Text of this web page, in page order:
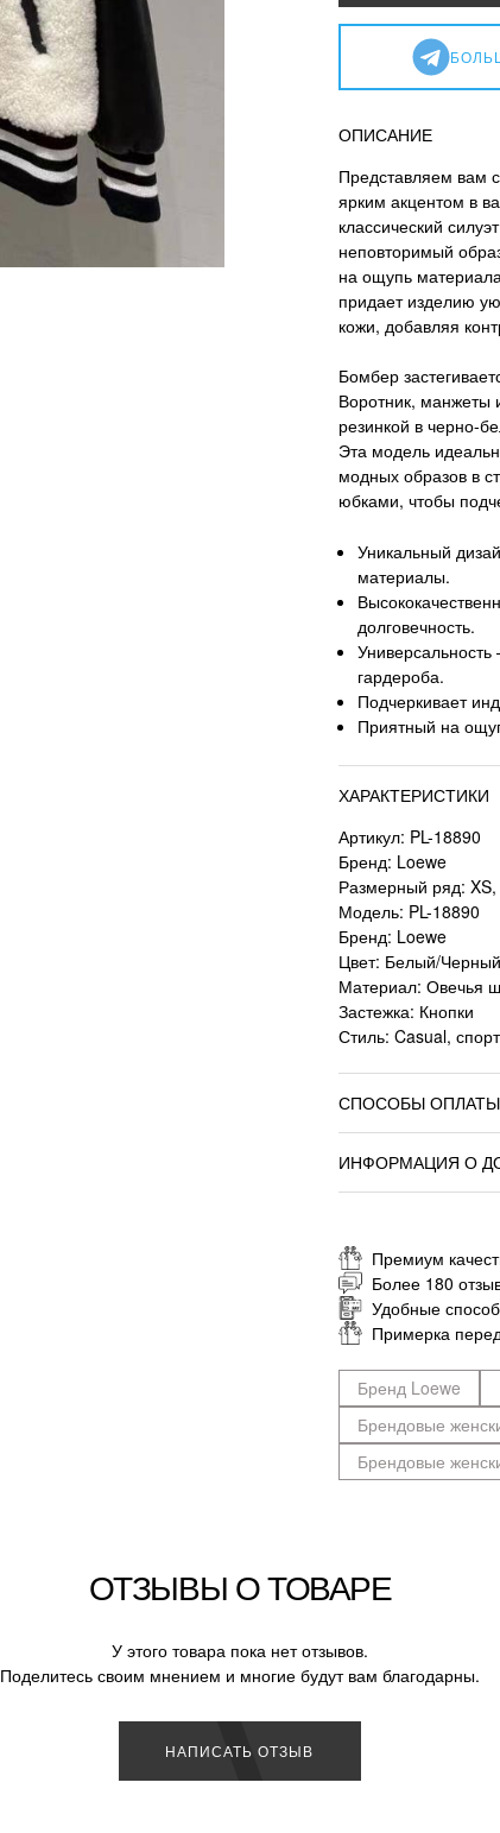
ОПИСАНИЕ
Представляем вам
ярким акцентом в
классический
неповторимый
на ощупь
придает изделию
кожи, добавляя
Бомбер
Воротник, манжеты
резинкой в черно-
Эта модель
модных образов в
юбками, чтобы
Уникальный
материалы.
долговечность.
гардероба.
Подчеркивает
Приятный на
ХАРАКТЕРИСТИКИ
Артикул: PL-18890
Бренд: Loewe
Размерный ряд:
Модель: PL-18890
Бренд: Loewe
Цвет: Белый/Черный
Материал: Овечья
Застежка: Кнопки
Стиль: Casual,
СПОСОБЫ ОПЛАТЫ
ИНФОРМАЦИЯ О
Премиум
Более 180
Удобные
Примерка
Бренд Loewe
Брендовые
Брендовые
ОТЗЫВЫ О ТОВАРЕ
У этого товара пока нет отзывов.
Поделитесь своим мнением и многие будут вам благодарны.
НАПИСАТЬ ОТЗЫВ